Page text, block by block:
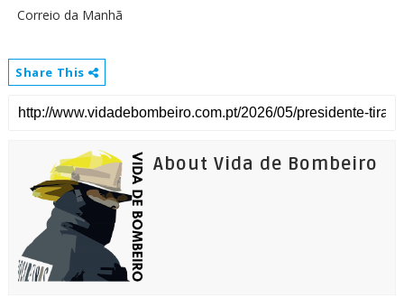
Correio da Manhã
Share This
About Vida de Bombeiro